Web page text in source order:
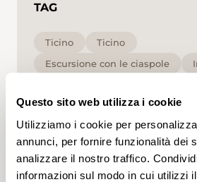
Questo sito web utilizza i cookie
Utilizziamo i cookie per
annunci, per fornire funzionalità dei
analizzare il nostro traffico.
informazioni sul modo in cui utilizzi
TAG
Ticino
Ticino
Escursione con le ciaspole
Cliccando su un tag, puoi
account e ottenere contenuti
ai tuoi interessi. I tag possono
un account.